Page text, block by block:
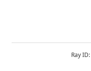
Ray ID: